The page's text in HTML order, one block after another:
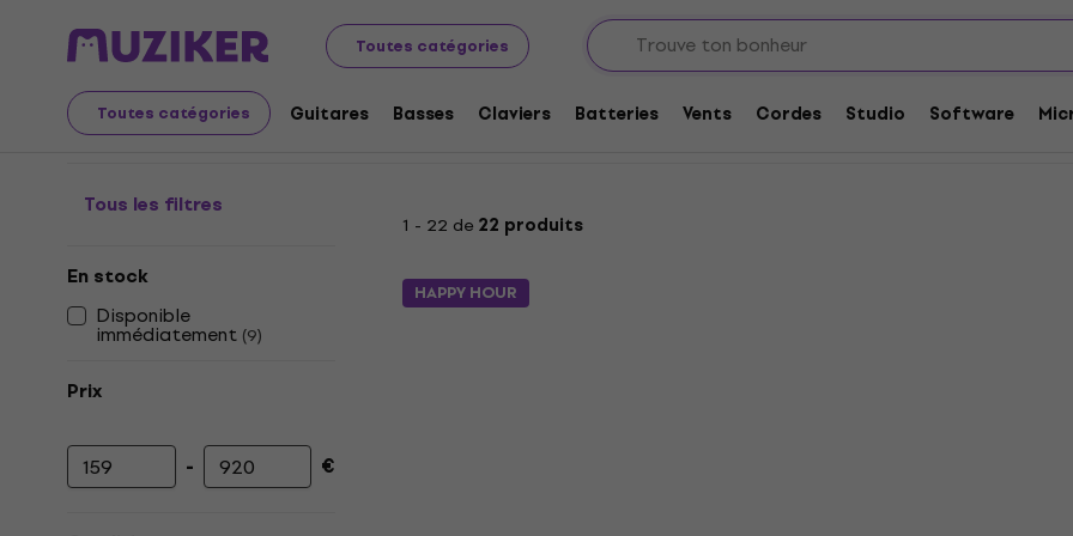
Toutes catégories
Toutes catégories Guitares Basses Claviers Batteries Vents Cordes Studio Software
Instruments de musique Claviers Accessoires pour claviers Housses, étuis et flight cases pour Claviers
Étuis pour claviers
Tous les filtres
En stock
Disponible
immédiatement (9)
Prix
Prix minimum
- Prix maximum
€
1 - 22 de 22 produits
HAPPY HOUR